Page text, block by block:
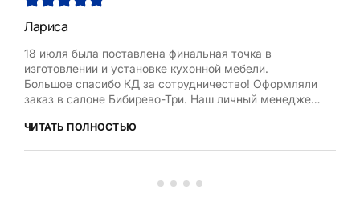
Лариса
18 июля была поставлена финальная точка в
изготовлении и установке кухонной мебели.
Большое спасибо КД за сотрудничество! Оформляли
заказ в салоне Бибирево-Три. Наш личный менеджер
оптимальный проект, исходя из маленькой площади
ЧИТАТЬ ПОЛНОСТЬЮ